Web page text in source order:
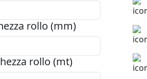
rollo (mm)
rollo (mt)